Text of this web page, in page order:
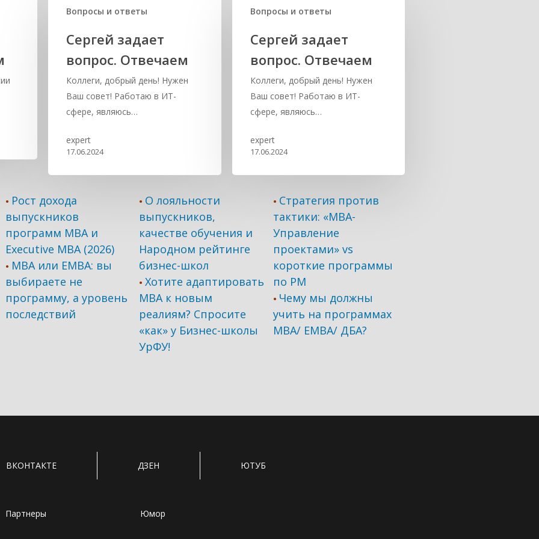
Вопросы и ответы
Сергей задает
вопрос. Отвечаем
Коллеги, добрый день! Нужен
Ваш совет! Работаю в ИТ-
сфере, являюсь…
expert
17.06.2024
Вопросы и ответы
Сергей задает
вопрос. Отвечаем
Коллеги, добрый день! Нужен
Ваш совет! Работаю в ИТ-
сфере, являюсь…
expert
17.06.2024
• Рост дохода
выпускников
программ МВА и
Executive MBA (2026)
• MBA или EMBA: вы
выбираете не
программу, а уровень
последствий
• О лояльности
выпускников,
качестве обучения и
Народном рейтинге
бизнес-школ
•Хотите адаптировать
МВА к новым
реалиям? Спросите
«как» у Бизнес-школы
УрФУ!
• Стратегия против
тактики: «МВА-
Управление
проектами» vs
короткие программы
по PM
• Чему мы должны
учить на программах
МВА/ ЕМВА/ ДБА?
ВКОНТАКТЕ ДЗЕН ЮТУБ
Партнеры Юмор